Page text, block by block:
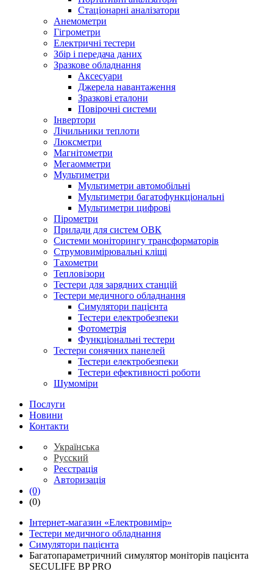
Стаціонарні аналізатори
Анемометри
Гігрометри
Електричні тестери
Збір і передача даних
Зразкове обладнання
Аксесуари
Джерела навантаження
Зразкові еталони
Повірочні системи
Інвертори
Лічильники теплоти
Люксметри
Магнітометри
Мегаомметри
Мультиметри
Мультиметри автомобільні
Мультиметри багатофункціональні
Мультиметри цифрові
Пірометри
Прилади для систем ОВК
Системи моніторингу трансформаторів
Струмовимірювальні кліщі
Тахометри
Тепловізори
Тестери для зарядних станцій
Тестери медичного обладнання
Симулятори пацієнта
Тестери електробезпеки
Фотометрія
Функціональні тестери
Тестери сонячних панелей
Тестери електробезпеки
Тестери ефективності роботи
Шумоміри
Послуги
Новини
Контакти
Українська
Русский
Реєстрація
Авторизація
(0)
(0)
Інтернет-магазин «Електровимір»
Тестери медичного обладнання
Симулятори пацієнта
Багатопараметричний симулятор моніторів пацієнта
SECULIFE BP PRO